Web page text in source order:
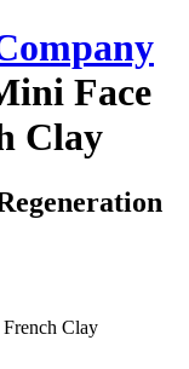
Face
Clay
Clay